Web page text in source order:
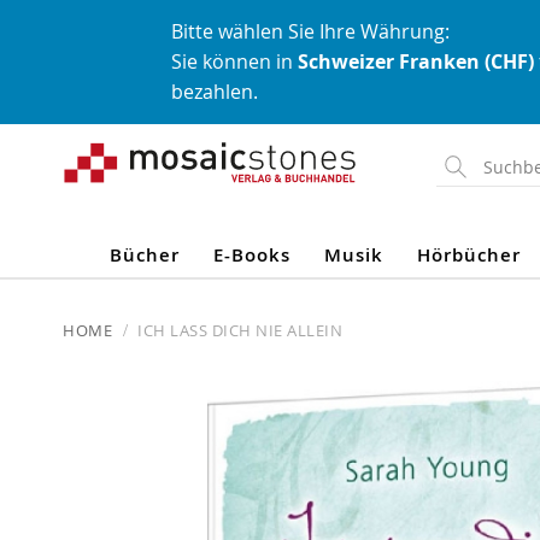
Bitte wählen Sie Ihre Währung:
Sie können in Schweizer Franken (CHF)
bezahlen.
Direkt
zum
Bücher E-Books Musik Hörbücher
HOME ICH LASS DICH NIE ALLEIN